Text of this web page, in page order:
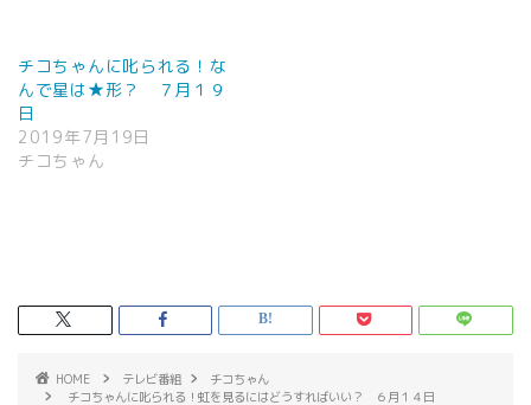
チコちゃんに叱られる！な
んで星は★形？ ７月１９
日
2019年7月19日
チコちゃん
HOME テレビ番組
チコちゃん
チコちゃんに叱られる！虹を見るにはどうすればいい？ ６月１４日